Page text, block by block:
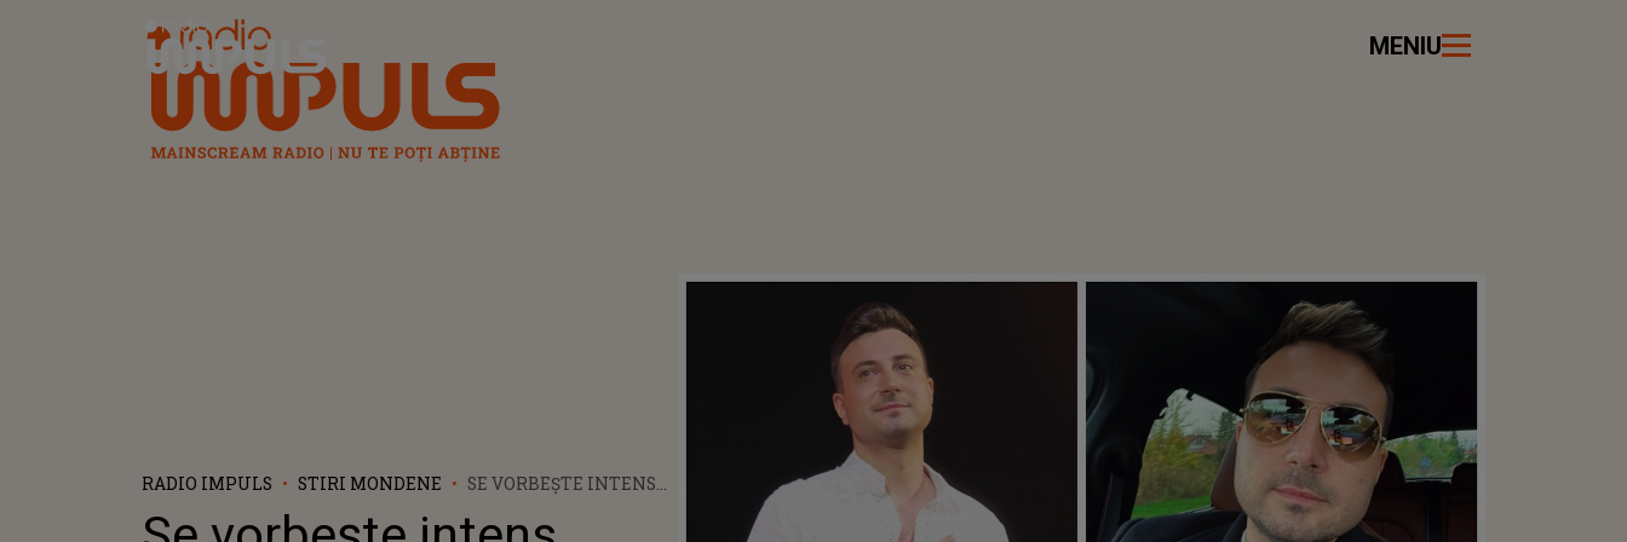
Radio Impuls MENIU
RADIO IMPULS STIRI MONDENE
SE VORBEȘTE INTENS
SANFIRA DUPĂ